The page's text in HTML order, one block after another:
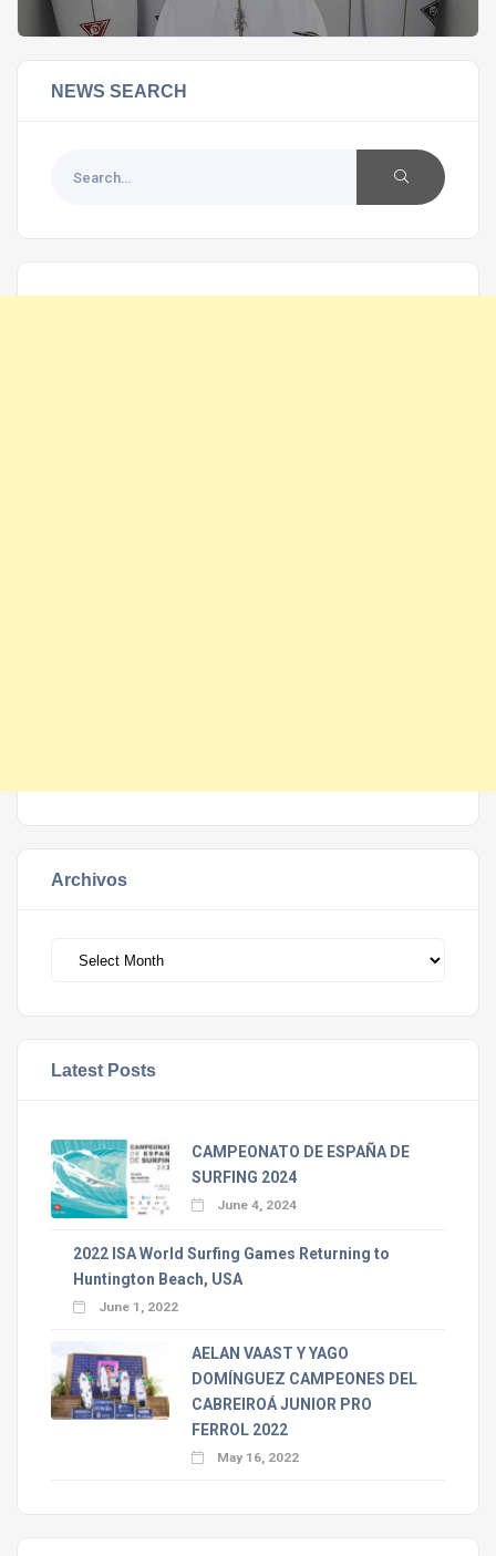
NEWS SEARCH
Archivos
Latest Posts
CAMPEONATO DE ESPAÑA DE
SURFING 2024
June 4, 2024
2022 ISA World Surfing Games Returning to
Huntington Beach, USA
June 1, 2022
AELAN VAAST Y YAGO
DOMÍNGUEZ CAMPEONES DEL
CABREIROÁ JUNIOR PRO
FERROL 2022
May 16, 2022